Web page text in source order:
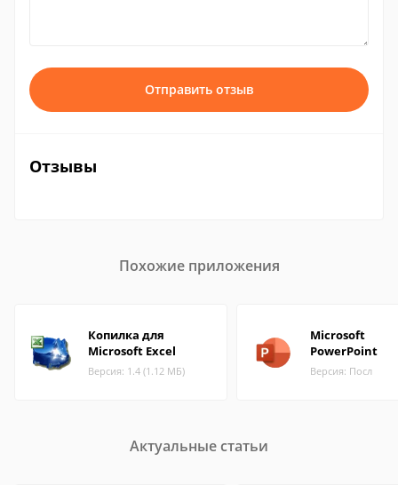
Отправить отзыв
Отзывы
Похожие приложения
Копилка для
Microsoft Excel
Версия: 1.4 (1.12 МБ)
Microsoft
PowerPoint
Версия: Посл
Актуальные статьи